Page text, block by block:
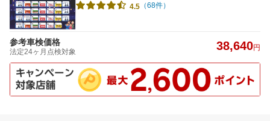
4.5 （68件）
参考車検価格
法定24ヶ月点検対象 38,640円